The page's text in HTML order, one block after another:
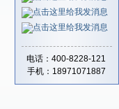
电话：400-8228-121
手机：18971071887